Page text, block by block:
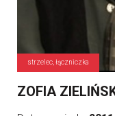
strzelec, łączniczka
ZOFIA